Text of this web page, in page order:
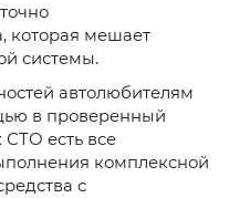
которая мешает
системы.
автолюбителям
в проверенный
СТО есть все
комплексной
с